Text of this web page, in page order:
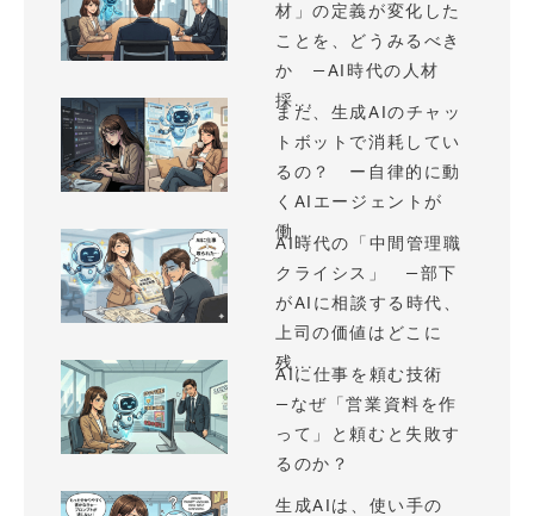
材」の定義が変化した
ことを、どうみるべき
か —AI時代の人材
採...
まだ、生成AIのチャッ
トボットで消耗してい
るの？ ー自律的に動
くAIエージェントが
働...
AI時代の「中間管理職
クライシス」 —部下
がAIに相談する時代、
上司の価値はどこに
残...
AIに仕事を頼む技術
—なぜ「営業資料を作
って」と頼むと失敗す
るのか？
生成AIは、使い手の